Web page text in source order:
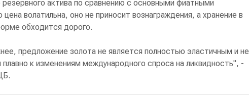
резервного актива по сравнению с основными фиатными
цена волатильна, оно не приносит вознаграждения, а хранение в
обходится дорого.
предложение золота не является полностью эластичным и не
плавно к изменениям международного спроса на ликвидность", -